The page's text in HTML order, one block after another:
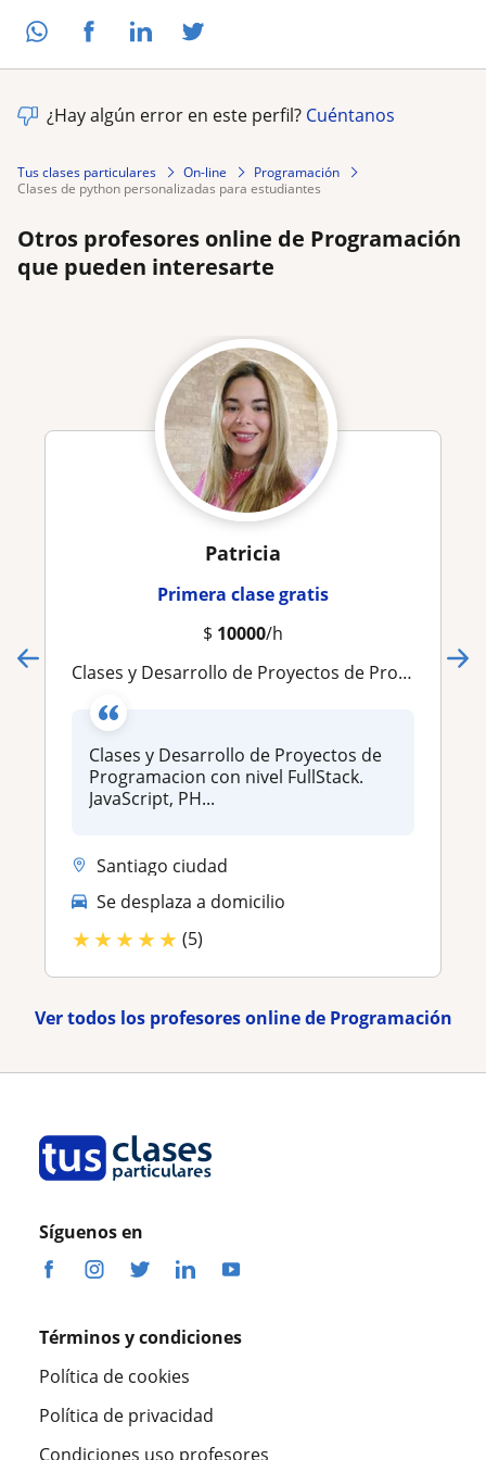
¿Hay algún error en este perfil? Cuéntanos
Tus clases particulares On-line
Programación
clases de python personalizadas para estudiantes
Otros profesores online de Programación
que pueden interesarte
Patricia
Primera clase gratis
$ 10000/h
Clases y Desarrollo de Proyectos de Programacion con nivel FullStack. JavaScript, PHP, Python, Laravel, C
Clases y Desarrollo de Proyectos de
Programacion con nivel FullStack.
JavaScript, PH...
Santiago ciudad
Se desplaza a domicilio
★★★★★ (5)
Ver todos los profesores online de Programación
Síguenos en
Términos y condiciones
Política de cookies
Política de privacidad
Condiciones uso profesores